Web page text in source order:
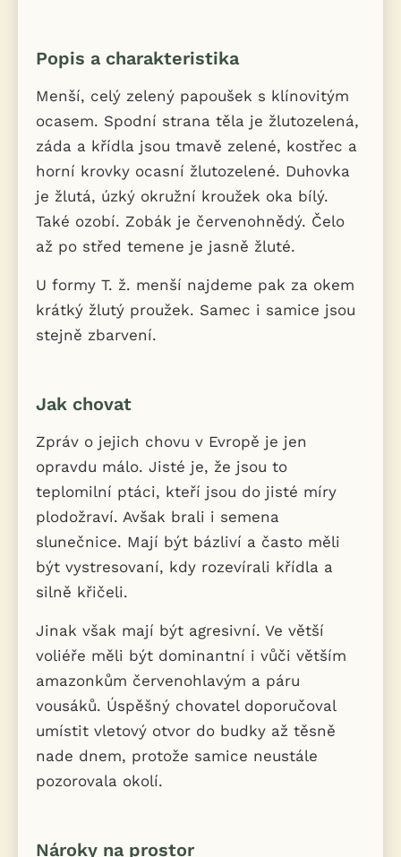
Popis a charakteristika
Menší, celý zelený papoušek s klínovitým
ocasem. Spodní strana těla je žlutozelená,
záda a křídla jsou tmavě zelené, kostřec a
horní krovky ocasní žlutozelené. Duhovka
je žlutá, úzký okružní kroužek oka bílý.
Také ozobí. Zobák je červenohnědý. Čelo
až po střed temene je jasně žluté.
U formy T. ž. menší najdeme pak za okem
krátký žlutý proužek. Samec i samice jsou
stejně zbarvení.
Jak chovat
Zpráv o jejich chovu v Evropě je jen
opravdu málo. Jisté je, že jsou to
teplomilní ptáci, kteří jsou do jisté míry
plodožraví. Avšak brali i semena
slunečnice. Mají být bázliví a často měli
být vystresovaní, kdy rozevírali křídla a
silně křičeli.
Jinak však mají být agresivní. Ve větší
voliéře měli být dominantní i vůči větším
amazonkům červenohlavým a páru
vousáků. Úspěšný chovatel doporučoval
umístit vletový otvor do budky až těsně
nade dnem, protože samice neustále
pozorovala okolí.
Nároky na prostor